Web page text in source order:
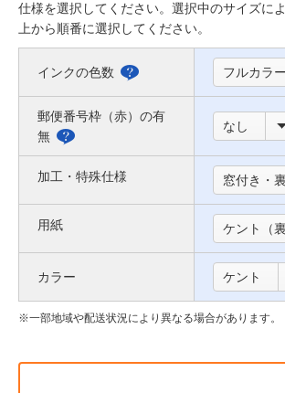
仕様を選択してください。選択中のサイズに
上から順番に選択してください。
インクの色数
べ
い
フルカラ
郵便番号枠（赤）の有
無
便
番
枠
つ
なし
加工・特殊仕様 窓付き・
用紙 ケント（
カラー ケント
一部地域や配送状況により異なる場合があります。